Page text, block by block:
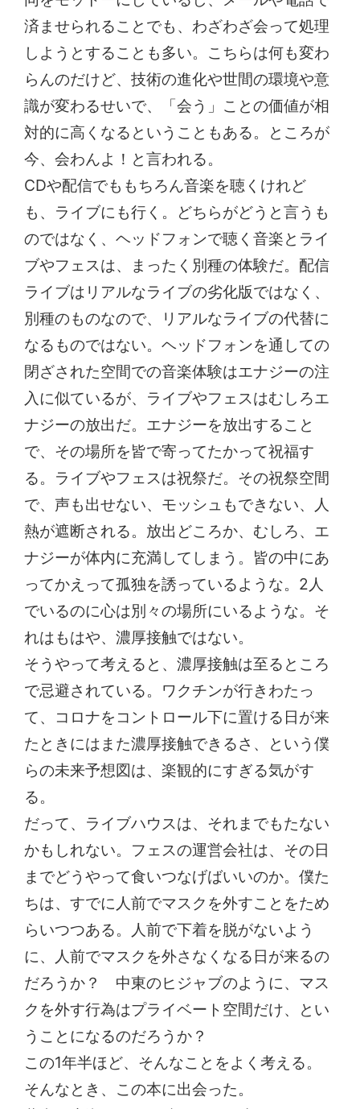
済ませられることでも、わざわざ会って処理
しようとすることも多い。こちらは何も変わ
らんのだけど、技術の進化や世間の環境や意
識が変わるせいで、「会う」ことの価値が相
対的に高くなるということもある。ところが
今、会わんよ！と言われる。
CDや配信でももちろん音楽を聴くけれど
も、ライブにも行く。どちらがどうと言うも
のではなく、ヘッドフォンで聴く音楽とライ
ブやフェスは、まったく別種の体験だ。配信
ライブはリアルなライブの劣化版ではなく、
別種のものなので、リアルなライブの代替に
なるものではない。ヘッドフォンを通しての
閉ざされた空間での音楽体験はエナジーの注
入に似ているが、ライブやフェスはむしろエ
ナジーの放出だ。エナジーを放出すること
で、その場所を皆で寄ってたかって祝福す
る。ライブやフェスは祝祭だ。その祝祭空間
で、声も出せない、モッシュもできない、人
熱が遮断される。放出どころか、むしろ、エ
ナジーが体内に充満してしまう。皆の中にあ
ってかえって孤独を誘っているような。2人
でいるのに心は別々の場所にいるような。そ
れはもはや、濃厚接触ではない。
そうやって考えると、濃厚接触は至るところ
で忌避されている。ワクチンが行きわたっ
て、コロナをコントロール下に置ける日が来
たときにはまた濃厚接触できるさ、という僕
らの未来予想図は、楽観的にすぎる気がす
る。
だって、ライブハウスは、それまでもたない
かもしれない。フェスの運営会社は、その日
までどうやって食いつなげばいいのか。僕た
ちは、すでに人前でマスクを外すことをため
らいつつある。人前で下着を脱がないよう
に、人前でマスクを外さなくなる日が来るの
だろうか？ 中東のヒジャブのように、マス
クを外す行為はプライベート空間だけ、とい
うことになるのだろうか？
この1年半ほど、そんなことをよく考える。
そんなとき、この本に出会った。